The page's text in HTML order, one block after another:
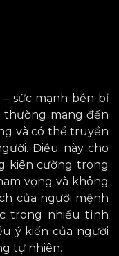
sức mạnh bền bỉ
thường mang đến
và có thể truyền
Điều này cho
kiên cường trong
vọng và không
của người mệnh
trong nhiều tình
ý kiến của người
tự nhiên.